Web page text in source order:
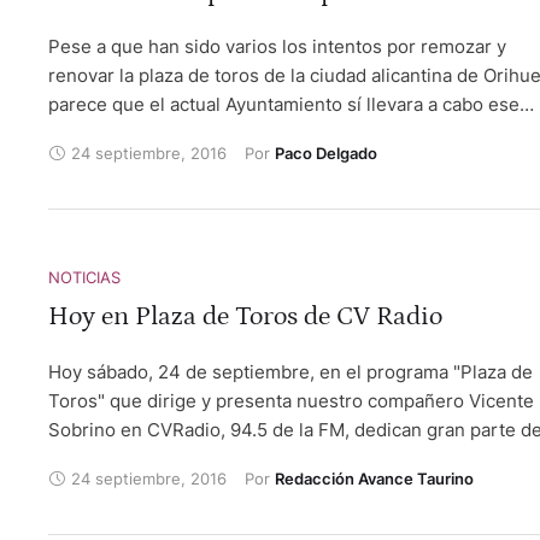
a un astado de J.L.Darre causando una gran impresión.
Borja Collado. Autor: Martínez Cantero
Pese a que han sido varios los intentos por remozar y
renovar la plaza de toros de la ciudad alicantina de
parece que el actual Ayuntamiento sí llevara a cabo ese
24 septiembre, 2016 Por Paco Delgado
NOTICIAS
Hoy en Plaza de Toros de CV Radio
Hoy sábado, 24 de septiembre, en el programa "Plaza de
Toros" que dirige y presenta nuestro compañero Vicente
Sobrino en CVRadio, 94.5 de la FM, dedican gran parte
precisamente, comienza por la tarde.
24 septiembre, 2016 Por Redacción Avance Taurino